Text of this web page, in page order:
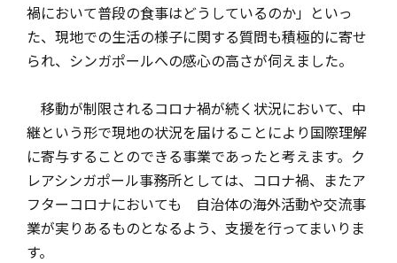
禍において普段の食事はどうしているのか」といっ
た、現地での生活の様子に関する質問も積極的に寄せ
られ、シンガポールへの感心の高さが伺えました。
移動が制限されるコロナ禍が続く状況において、中
継という形で現地の状況を届けることにより国際理解
に寄与することのできる事業であったと考えます。ク
レアシンガポール事務所としては、コロナ禍、またア
フターコロナにおいても 自治体の海外活動や交流事
業が実りあるものとなるよう、支援を行ってまいりま
す。